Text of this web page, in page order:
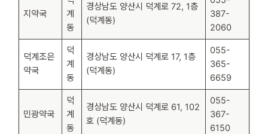
지약국
계
동
경상남도 양산시 덕계로 72, 1층
(덕계동)
387-
2060
덕계조은
약국
덕
계
동
경상남도 양산시 덕계로 17, 1층
(덕계동)
055-
365-
6659
민광약국
덕
계
동
경상남도 양산시 덕계로 61, 102
호 (덕계동)
055-
367-
6150